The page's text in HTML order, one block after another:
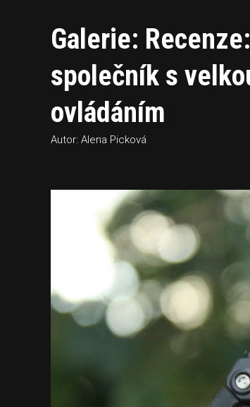
Galerie:
společník s
ovládáním
Autor: Alena Picková